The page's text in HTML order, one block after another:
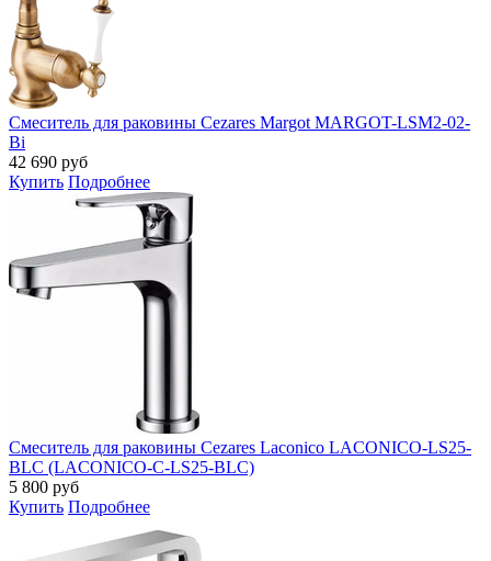
Смеситель для раковины Cezares Margot MARGOT-LSM2-02-
Bi
42 690 руб
Купить Подробнее
Смеситель для раковины Cezares Laconico LACONICO-LS25-
BLC (LACONICO-C-LS25-BLC)
5 800 руб
Купить Подробнее